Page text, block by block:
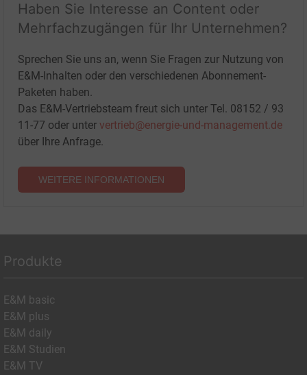
Haben Sie Interesse an Content oder
Mehrfachzugängen für Ihr Unternehmen?
Sprechen Sie uns an, wenn Sie Fragen zur Nutzung von
E&M-Inhalten oder den verschiedenen Abonnement-
Paketen haben.
Das E&M-Vertriebsteam freut sich unter Tel. 08152 / 93
11-77 oder unter vertrieb@energie-und-management.de
über Ihre Anfrage.
WEITERE INFORMATIONEN
Produkte
E&M basic
E&M plus
E&M daily
E&M Studien
E&M TV